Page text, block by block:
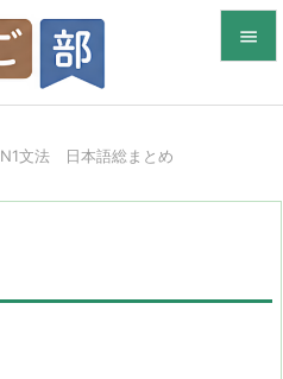

メニュ

N1文法 日本語総まとめ